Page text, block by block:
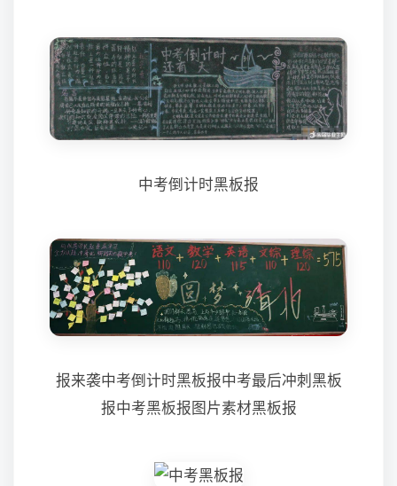
中考倒计时黑板报
报来袭中考倒计时黑板报中考最后冲刺黑板
报中考黑板报图片素材黑板报